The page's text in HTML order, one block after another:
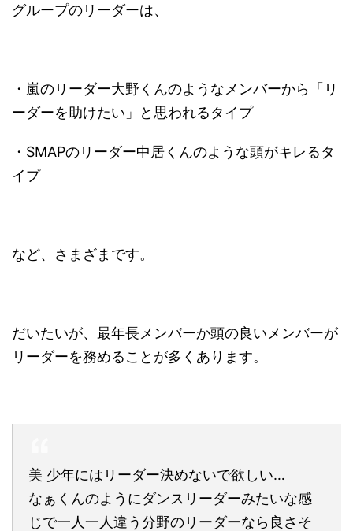
グループのリーダーは、
・嵐のリーダー大野くんのようなメンバーから「リ
ーダーを助けたい」と思われるタイプ
・SMAPのリーダー中居くんのような頭がキレるタ
イプ
など、さまざまです。
だいたいが、最年長メンバーか頭の良いメンバーが
リーダーを務めることが多くあります。
美 少年にはリーダー決めないで欲しい…
なぁくんのようにダンスリーダーみたいな感
じで一人一人違う分野のリーダーなら良さそ